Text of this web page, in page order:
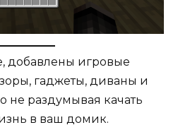
добавлены игровые
гаджеты, диваны и
не раздумывая качать
в ваш домик.